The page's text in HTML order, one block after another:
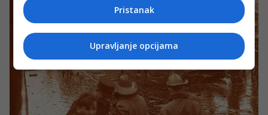
Pristanak
Upravljanje opcijama